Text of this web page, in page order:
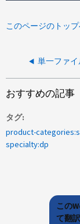
このページのトッ
おすすめの記事
タグ
specialty:dp
この
て翻